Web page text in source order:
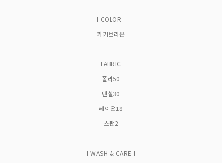
ㅣCOLORㅣ
카키브라운
ㅣFABRICㅣ
폴리50
텐셀30
레이온18
스판2
ㅣWASH & CAREㅣ